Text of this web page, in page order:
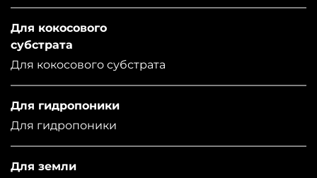
Для кокосового
субстрата
Для кокосового субстрата
Для гидропоники
Для гидропоники
Для земли